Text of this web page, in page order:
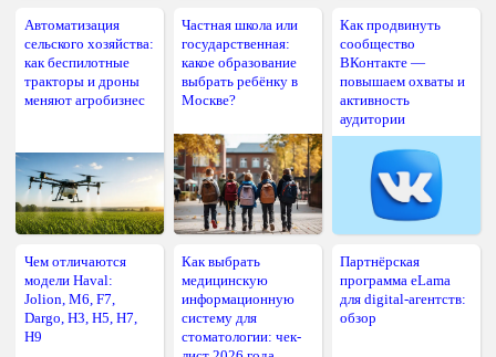
Автоматизация
сельского хозяйства:
как беспилотные
тракторы и дроны
меняют агробизнес
Частная школа или
государственная:
какое образование
выбрать ребёнку в
Москве?
Как продвинуть
сообщество
ВКонтакте —
повышаем охваты и
активность
аудитории
Чем отличаются
модели Haval:
Jolion, M6, F7,
Dargo, H3, H5, H7,
H9
Как выбрать
медицинскую
информационную
систему для
стоматологии: чек-
Партнёрская
программа eLama
для digital-агентств:
обзор